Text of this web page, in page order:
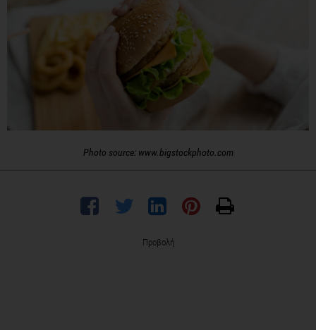
Photo source: www.bigstockphoto.com
Προβολή